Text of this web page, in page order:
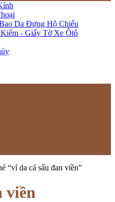
Da Đựng Hộ Chiếu
- Giấy Tờ Xe Ôtô
“ví da cá sấu đan viền”
viền